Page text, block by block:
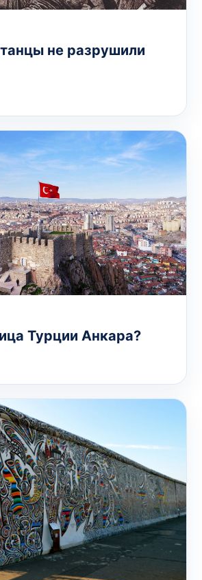
не разрушили
Турции Анкара?